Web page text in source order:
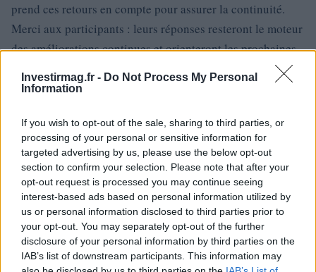
Investirmag.fr - Do Not Process My Personal
Information
If you wish to opt-out of the sale, sharing to third parties, or
processing of your personal or sensitive information for
targeted advertising by us, please use the below opt-out
section to confirm your selection. Please note that after your
opt-out request is processed you may continue seeing
interest-based ads based on personal information utilized by
us or personal information disclosed to third parties prior to
your opt-out. You may separately opt-out of the further
disclosure of your personal information by third parties on the
IAB’s list of downstream participants. This information may
prend ces retours en compte pour assurer la continuité.
Merci aux participants : leurs réponses resteront le moteur
des améliorations continues et orienteront les prochaines
sondage WCI événements WCICON.
AUTEUR
Francesca Spadaro
Francesca Spadaro a reconstitué une chaîne
d'investissements véronaise à partir des bilans
déposés à la Chambre de Commerce ;
analyste financière qui coordonne des
dossiers sur les PME et les marchés. Diplômée
en économie, elle collabore avec les chambres
locales et assure des bulletins économiques
territoriaux.